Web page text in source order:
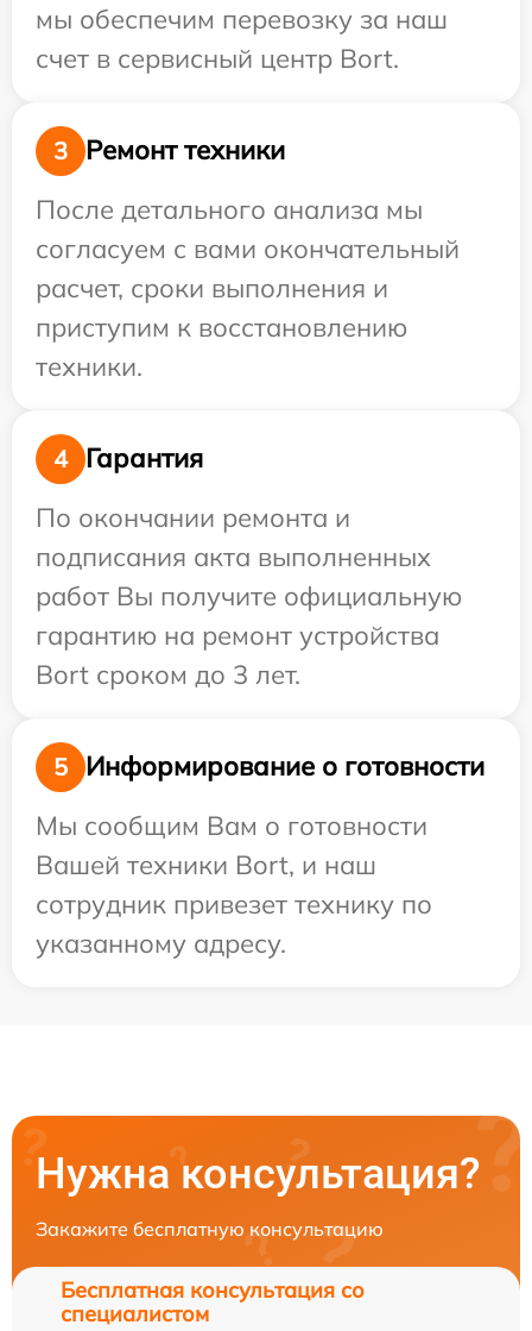
мы обеспечим перевозку за наш
счет в сервисный центр Bort.
3
Ремонт техники
После детального анализа мы
согласуем с вами окончательный
расчет, сроки выполнения и
приступим к восстановлению
техники.
4
Гарантия
По окончании ремонта и
подписания акта выполненных
работ Вы получите официальную
гарантию на ремонт устройства
Bort сроком до 3 лет.
5
Информирование о готовности
Мы сообщим Вам о готовности
Вашей техники Bort, и наш
сотрудник привезет технику по
указанному адресу.
Нужна консультация?
Закажите бесплатную консультацию
Бесплатная консультация со
специалистом